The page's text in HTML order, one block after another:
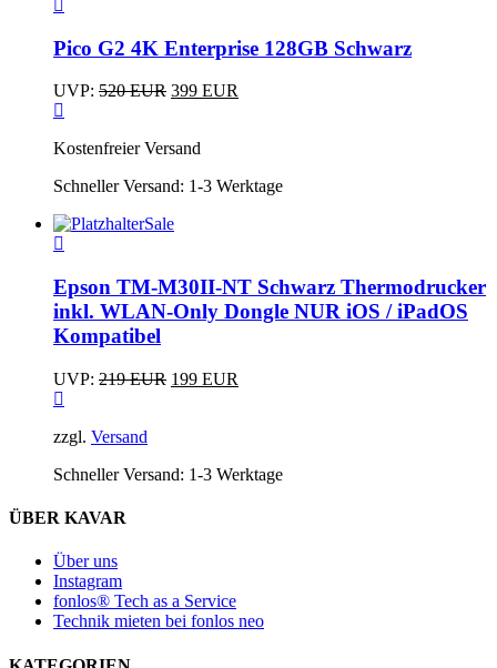
Pico G2 4K Enterprise 128GB Schwarz
UVP: 520EUR Ursprünglicher
520 EUR
399 EUR
Kostenfreier Versand
Schneller Versand: 1-3 Werktage
Sale
Epson TM-M30II-NT Schwarz Thermodrucker
inkl. WLAN-Only Dongle NUR iOS / iPadOS
Kompatibel
UVP: 219EUR Ursprünglicher
199 EUR
zzgl. Versand
Schneller Versand: 1-3 Werktage
ÜBER KAVAR
Über uns
Instagram
fonlos® Tech as a Service
Technik mieten bei fonlos neo